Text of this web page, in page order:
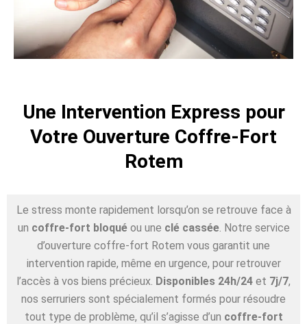
Une Intervention Express pour
Votre Ouverture Coffre-Fort
Rotem
Le stress monte rapidement lorsqu’on se retrouve face à
un coffre-fort bloquéou une clé cassée. Notre service
d’ouverture coffre-fort Rotem vous garantit une
intervention rapide, même en urgence, pour retrouver
l’accès à vos biens précieux. Disponibles 24h/24 et 7j/7,
nos serruriers sont spécialement formés pour résoudre
tout type de problème, qu’il s’agisse d’un coffre-fort